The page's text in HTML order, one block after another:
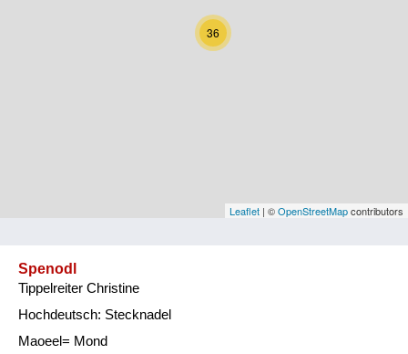
Niederösterreich
Oberösterreich
Vorarlberg
36
Leaflet | ©OpenStreetMapcontributors
Spenodl
Tippelreiter Christine
Hochdeutsch: Stecknadel
Maoeel= Mond